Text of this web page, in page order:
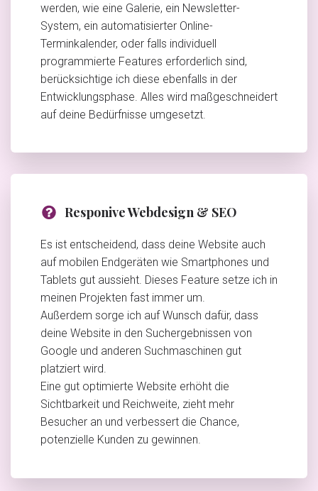
werden, wie eine Galerie, ein Newsletter-
System, ein automatisierter Online-
Terminkalender, oder falls individuell
programmierte Features erforderlich sind,
berücksichtige ich diese ebenfalls in der
Entwicklungsphase. Alles wird maßgeschneidert
auf deine Bedürfnisse umgesetzt.
Responive Webdesign & SEO
Es ist entscheidend, dass deine Website auch
auf mobilen Endgeräten wie Smartphones und
Tablets gut aussieht. Dieses Feature setze ich in
meinen Projekten fast immer um.
Außerdem sorge ich auf Wunsch dafür, dass
deine Website in den Suchergebnissen von
Google und anderen Suchmaschinen gut
platziert wird.
Eine gut optimierte Website erhöht die
Sichtbarkeit und Reichweite, zieht mehr
Besucher an und verbessert die Chance,
potenzielle Kunden zu gewinnen.